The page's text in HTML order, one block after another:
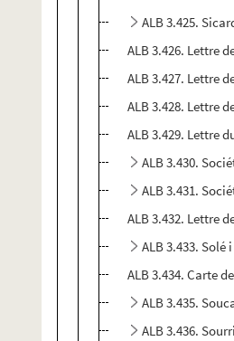
ALB 3.425.
ALB 3.426. Lettre
ALB 3.427. Lettre
ALB 3.428. Lettre
ALB 3.429. Lettre
ALB 3.430.
ALB 3.431.
ALB 3.432. Lettre
ALB 3.433. Solé
ALB 3.434. Carte
ALB 3.435.
ALB 3.436.